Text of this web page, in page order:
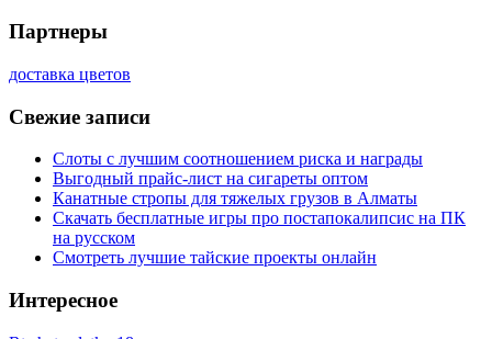
Партнеры
доставка цветов
Свежие записи
Слоты с лучшим соотношением риска и награды
Выгодный прайс-лист на сигареты оптом
Канатные стропы для тяжелых грузов в Алматы
Скачать бесплатные игры про постапокалипсис на ПК
на русском
Смотреть лучшие тайские проекты онлайн
Интересное